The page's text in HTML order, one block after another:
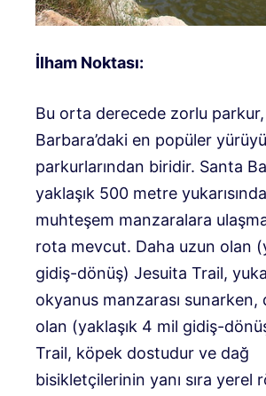
İlham Noktası:
Bu orta derecede zorlu
Barbara’daki en popüler
parkurlarından biridir. Santa
yaklaşık 500 metre
muhteşem manzaralara
rota mevcut. Daha uzun olan
gidiş-dönüş) Jesuita Trail,
okyanus manzarası sunarken,
olan (yaklaşık 4 mil gidiş-
Trail, köpek dostudur ve dağ
bisikletçilerinin yanı sıra yerel